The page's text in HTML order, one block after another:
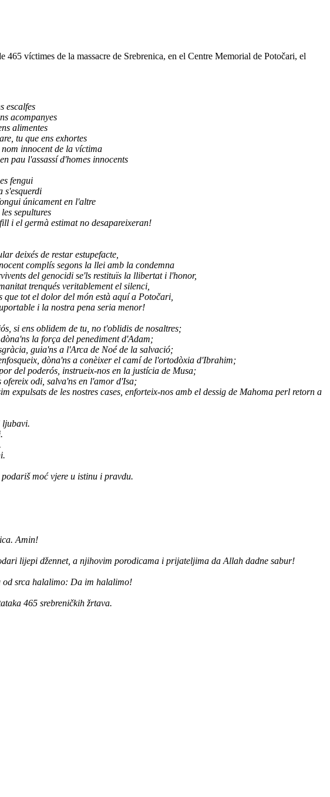
víctimes de la massacre de Srebrenica, en el Centre Memorial de Potočari, el
escalfes
acompanyes
alimentes
tu que ens exhortes
innocent de la víctima
pau l'assassí d'homes innocents
fengui
s'esquerdi
únicament en l'altre
sepultures
i el germà estimat no desapareixeran!
deixés de restar estupefacte,
complís segons la llei amb la condemna
del genocidi se'ls restituïs la llibertat i l'honor,
trenqués veritablement el silenci,
tot el dolor del món està aquí a Potočari,
i la nostra pena seria menor!
si ens oblidem de tu, no t'oblidis de nosaltres;
la força del penediment d'Adam;
guia'ns a l'Arca de Noé de la salvació;
dòna'ns a conèixer el camí de l'ortodòxia d'Ibrahim;
del poderós, instrueix-nos en la justícia de Musa;
odi, salva'ns en l'amor d'Isa;
de les nostres cases, enforteix-nos amb el dessig de Mahoma perl retorn a
ljubavi.
moć vjere u istinu i pravdu.
Amin!
lijepi džennet, a njihovim porodicama i prijateljima da Allah dadne sabur!
od srca halalimo: Da im halalimo!
465 srebreničkih žrtava.